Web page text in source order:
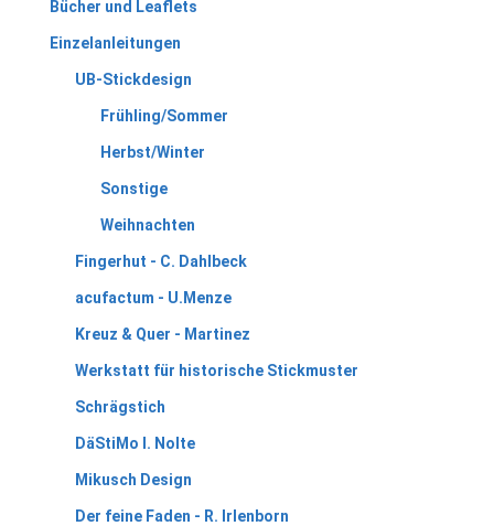
Bücher und Leaflets
Einzelanleitungen
UB-Stickdesign
Frühling/Sommer
Herbst/Winter
Sonstige
Weihnachten
Fingerhut - C. Dahlbeck
acufactum - U.Menze
Kreuz & Quer - Martinez
Werkstatt für historische Stickmuster
Schrägstich
DäStiMo I. Nolte
Mikusch Design
Der feine Faden - R. Irlenborn